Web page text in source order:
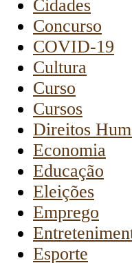
Cidades
Concurso
COVID-19
Cultura
Curso
Cursos
Direitos
Economia
Educação
Eleições
Emprego
Esporte